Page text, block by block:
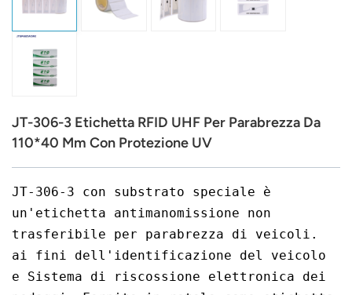
Tiếng Việt
norsk
magyar
JT-306-3 Etichetta RFID UHF Per Parabrezza Da
110*40 Mm Con Protezione UV
JT-306-3 con substrato speciale è
un'etichetta antimanomissione non
trasferibile per parabrezza di veicoli.
ai fini dell'identificazione del veicolo
e Sistema di riscossione elettronica dei